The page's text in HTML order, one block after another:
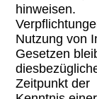
hinweisen.
Nutzung von
Gesetzen
Zeitpunkt der